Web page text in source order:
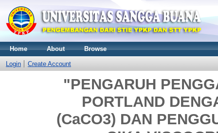
Home About Browse
Login Create Account
"PENGARUH
PORTLAND
(CaCO3) DAN